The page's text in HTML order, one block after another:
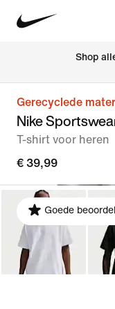
Shop
Gerecyclede
Nike
T-shirt voor heren
€ 39,99
Goede